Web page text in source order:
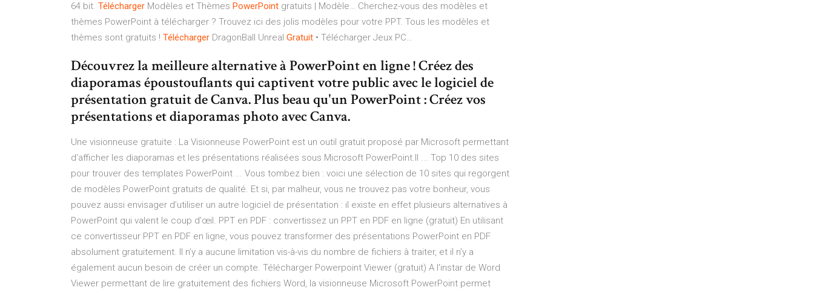
64 bit. Télécharger Modèles et Thèmes PowerPoint gratuits | Modèle… Cherchez-vous des modèles et
thèmes PowerPoint à télécharger ? Trouvez ici des jolis modèles pour votre PPT. Tous les modèles et
thèmes sont gratuits ! Télécharger DragonBall Unreal Gratuit • Télécharger Jeux PC…
Découvrez la meilleure alternative à PowerPoint en ligne ! Créez des
diaporamas époustouflants qui captivent votre public avec le logiciel de
présentation gratuit de Canva. Plus beau qu'un PowerPoint : Créez vos
présentations et diaporamas photo avec Canva.
Une visionneuse gratuite : La Visionneuse PowerPoint est un outil gratuit proposé par Microsoft permettant
d'afficher les diaporamas et les présentations réalisées sous Microsoft PowerPoint.Il ... Top 10 des sites
pour trouver des templates PowerPoint ... Vous tombez bien : voici une sélection de 10 sites qui regorgent
de modèles PowerPoint gratuits de qualité. Et si, par malheur, vous ne trouvez pas votre bonheur, vous
pouvez aussi envisager d’utiliser un autre logiciel de présentation : il existe en effet plusieurs alternatives à
PowerPoint qui valent le coup d’œil. PPT en PDF : convertissez un PPT en PDF en ligne (gratuit) En utilisant
ce convertisseur PPT en PDF en ligne, vous pouvez transformer des présentations PowerPoint en PDF
absolument gratuitement. Il n’y a aucune limitation vis-à-vis du nombre de fichiers à traiter, et il n’y a
également aucun besoin de créer un compte. Télécharger Powerpoint Viewer (gratuit) A l'instar de Word
Viewer permettant de lire gratuitement des fichiers Word, la visionneuse Microsoft PowerPoint permet